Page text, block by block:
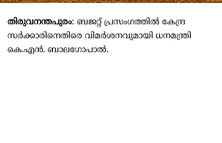
തിരുവനന്തപുരം: ബജറ്റ് പ്രസംഗത്തിൽ കേന്ദ്ര
സർക്കാരിനെതിരെ വിമർശനവുമായി ധനമന്ത്രി
കെ.എൻ. ബാലഗോപാൽ.